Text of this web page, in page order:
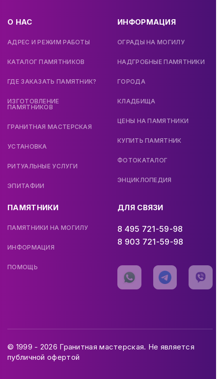
О НАС
АДРЕС И РЕЖИМ РАБОТЫ
КАТАЛОГ ПАМЯТНИКОВ
ГДЕ ЗАКАЗАТЬ ПАМЯТНИК?
ИЗГОТОВЛЕНИЕ
ПАМЯТНИКОВ
ГРАНИТНАЯ МАСТЕРСКАЯ
УСТАНОВКА
РИТУАЛЬНЫЕ УСЛУГИ
ЭПИТАФИИ
ИНФОРМАЦИЯ
ОГРАДЫ НА МОГИЛУ
НАДГРОБНЫЕ ПАМЯТНИКИ
ГОРОДА
КЛАДБИЩА
ЦЕНЫ НА ПАМЯТНИКИ
КУПИТЬ ПАМЯТНИК
ФОТОКАТАЛОГ
ЭНЦИКЛОПЕДИЯ
ПАМЯТНИКИ
ПАМЯТНИКИ НА МОГИЛУ
ИНФОРМАЦИЯ
ПОМОЩЬ
ДЛЯ СВЯЗИ
8 495 721-59-98
8 903 721-59-98
© 1999 - 2026 Гранитная мастерская. Не является
публичной офертой